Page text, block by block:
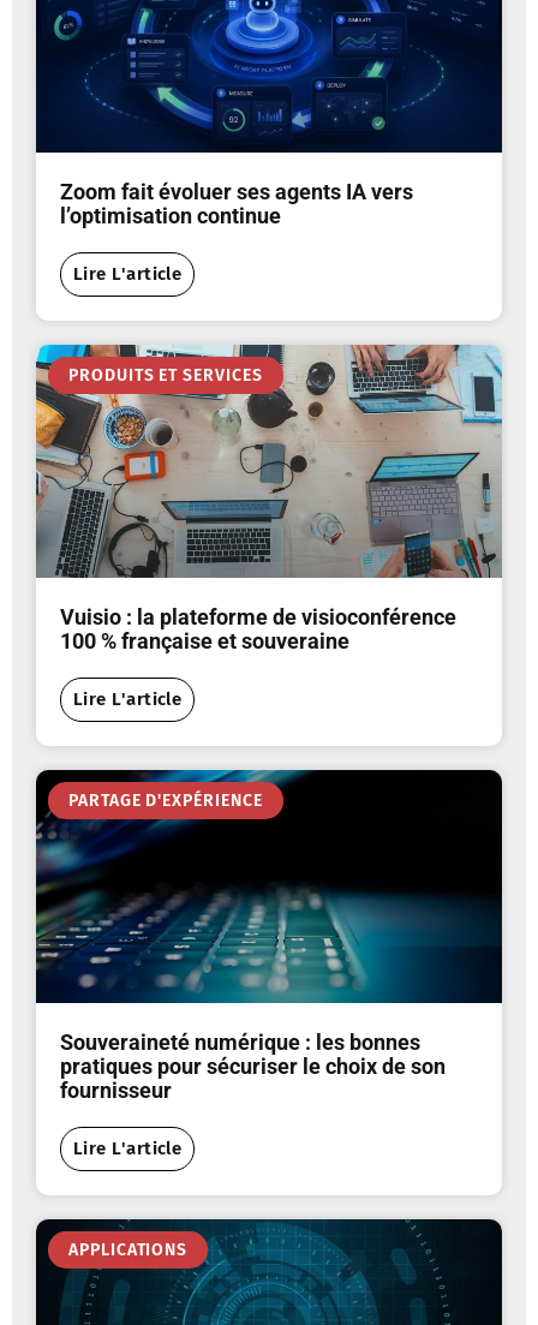
Zoom fait évoluer ses agents IA vers
l’optimisation continue
Lire L'article
PRODUITS ET SERVICES
Vuisio : la plateforme de visioconférence
100 % française et souveraine
Lire L'article
PARTAGE D'EXPÉRIENCE
Souveraineté numérique : les bonnes
pratiques pour sécuriser le choix de son
fournisseur
Lire L'article
APPLICATIONS